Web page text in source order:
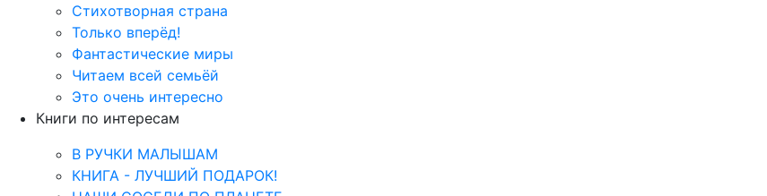
Стихотворная страна
Только вперёд!
Фантастические миры
Читаем всей семьёй
Это очень интересно
Книги по интересам
В РУЧКИ МАЛЫШАМ
КНИГА - ЛУЧШИЙ ПОДАРОК!